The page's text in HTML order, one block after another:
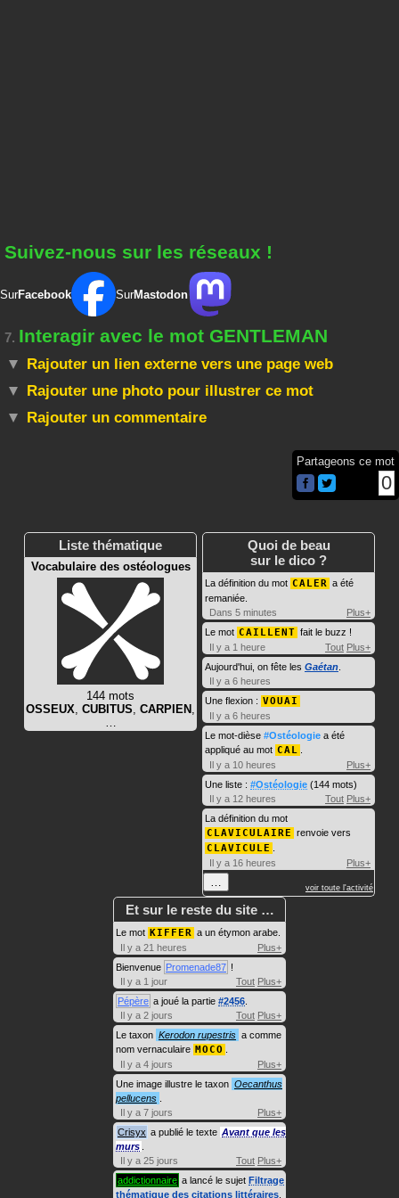
Suivez-nous sur les réseaux !
SurFacebook SurMastodon
7. Interagir avec le mot GENTLEMAN
Rajouter un lien externe vers une page web
Rajouter une photo pour illustrer ce mot
Rajouter un commentaire
Partageons ce mot
0
Liste thématique
Vocabulaire des ostéologues
144 mots
OSSEUX, CUBITUS, CARPIEN ,
…
Quoi de beau
sur le dico ?
La définition du mot CALER a été
remaniée.
Dans 5 minutes
Plus+
Le mot CAILLENT fait le buzz !
Il y a 1 heure
Tout Plus+
Aujourd'hui, on fête les Gaétan
Il y a 6 heures
Une flexion : VOUAI
Il y a 6 heures
Le mot-dièse #Ostéologie a été
appliqué au mot CAL
Il y a 10 heures
Plus+
Une liste : #Ostéologie (144 mots)
Il y a 12 heures
Tout Plus+
La définition du mot
CLAVICULAIRE renvoie vers
CLAVICULE
Il y a 16 heures
Plus+
… voir toute l'activité
Et sur le reste du site …
Le mot KIFFER a un étymon arabe.
Il y a 21 heures
Plus+
Bienvenue Promenade87 !
Il y a 1 jour
Tout Plus+
Pépère a joué la partie #2456
Il y a 2 jours
Tout Plus+
Le taxon Kerodon rupestris a comme
nom vernaculaire MOCO
Il y a 4 jours
Plus+
Une image illustre le taxon Oecanthus
pellucens
Il y a 7 jours
Plus+
Crisyx a publié le texte Avant que les
murs
Il y a 25 jours
Tout Plus+
addictionnaire a lancé le sujet Filtrage
thématique des citations littéraires